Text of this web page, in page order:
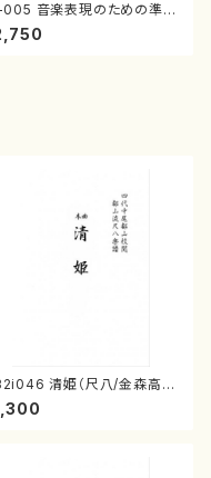
音楽表現のための準備
論（新山 眞弓/書籍）
清姫（尺八/金森高
譜）都山流公刊楽譜曲番：